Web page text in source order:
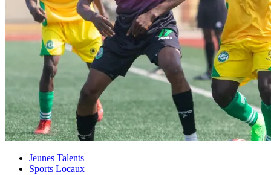
Jeunes Talents
Sports Locaux